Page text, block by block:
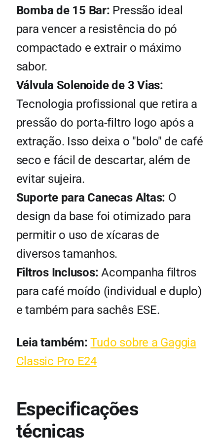
Bomba de 15 Bar: Pressão ideal
para vencer a resistência do pó
compactado e extrair o máximo
sabor.
Válvula Solenoide de 3 Vias:
Tecnologia profissional que retira a
pressão do porta-filtro logo após a
extração. Isso deixa o "bolo" de café
seco e fácil de descartar, além de
evitar sujeira.
Suporte para Canecas Altas: O
design da base foi otimizado para
permitir o uso de xícaras de
diversos tamanhos.
Filtros Inclusos: Acompanha filtros
para café moído (individual e duplo)
e também para sachês ESE.
Leia também: Tudo sobre a Gaggia
Classic Pro E24
Especificações
técnicas